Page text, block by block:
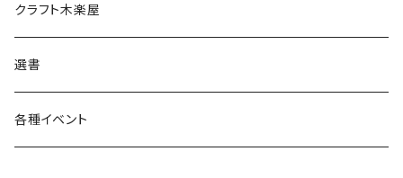
食料品
その他
書籍
ウェア
クラフト木楽屋
選書
各種イベント